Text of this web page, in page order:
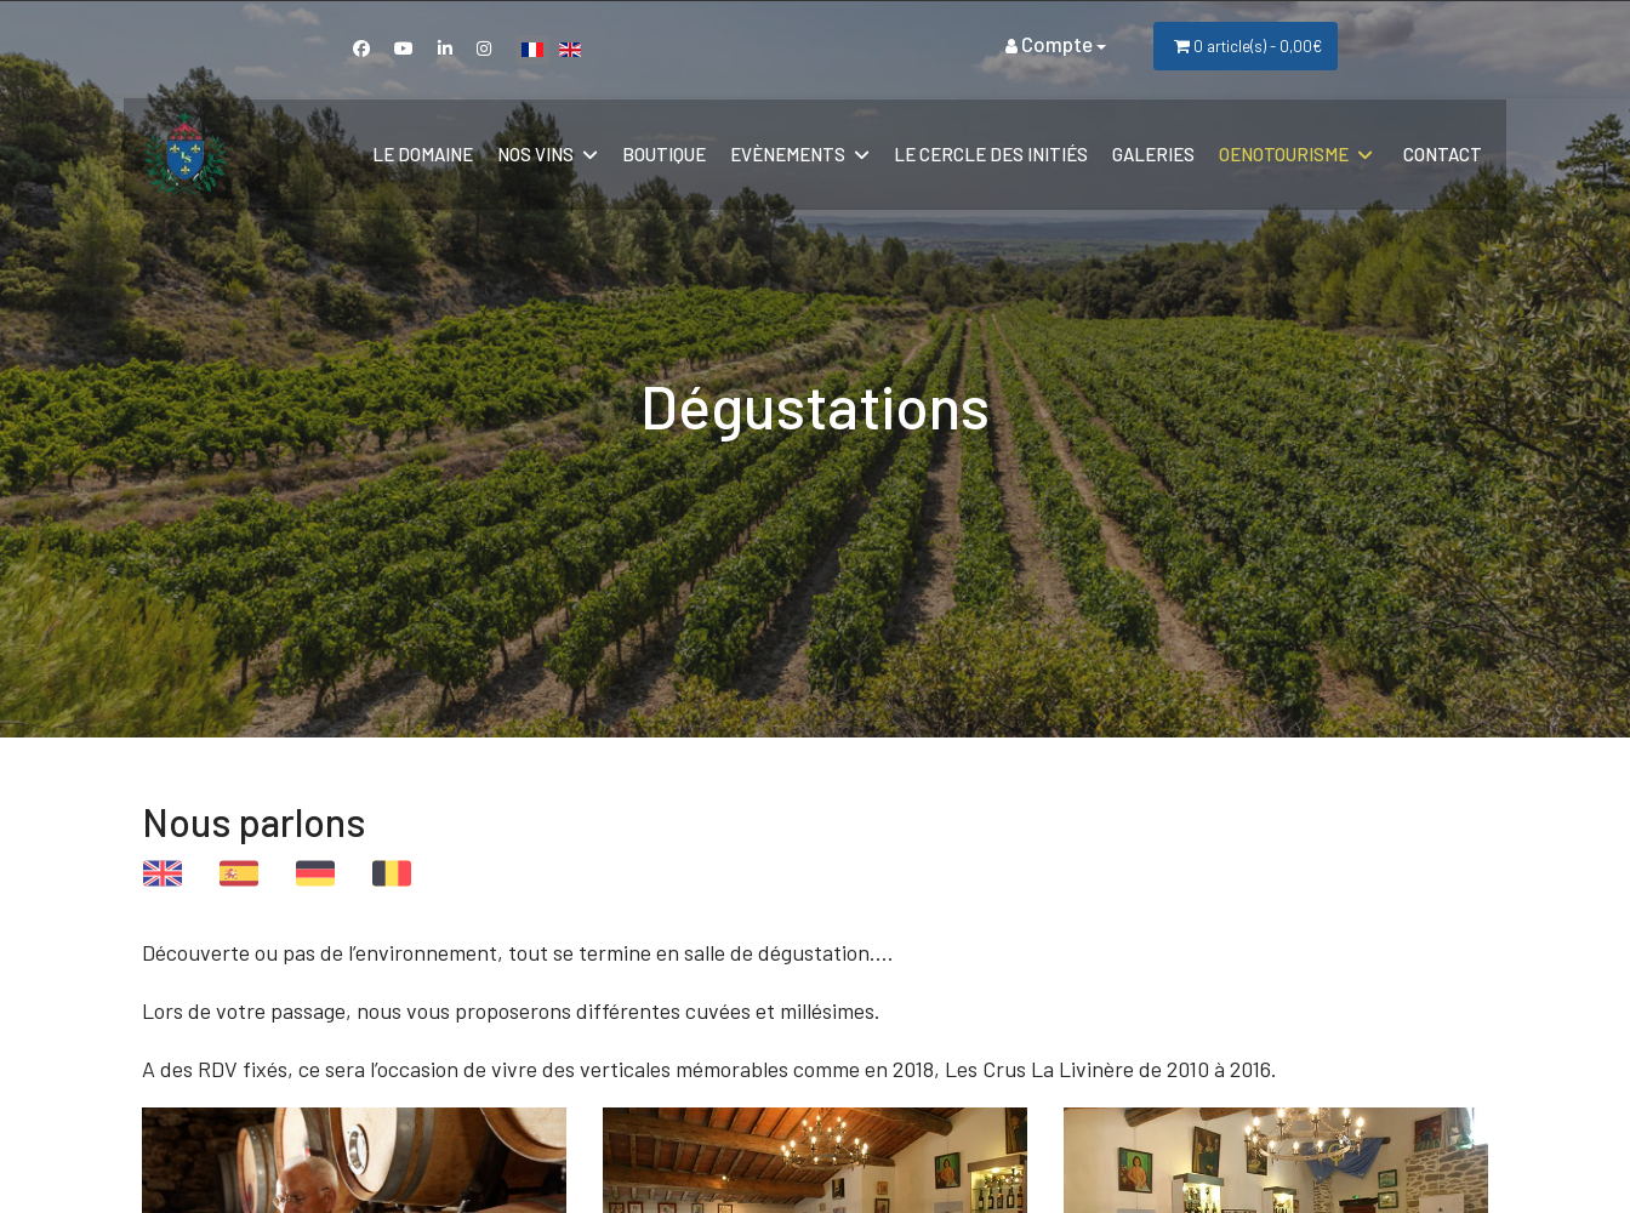
Sélectionnez votre langue Compte 0 article(s) - 0,00€
LE DOMAINE NOS VINS BOUTIQUE EVÈNEMENTS LE CERCLE DES INITIÉS GALERIES OENOTOURISME CONTACT
Dégustations
Nous parlons
Découverte ou pas de l’environnement, tout se termine en salle de dégustation….
Lors de votre passage, nous vous proposerons différentes cuvées et millésimes.
A des RDV fixés, ce sera l’occasion de vivre des verticales mémorables comme en 2018, Les Crus La Livinère de 2010 à 2016.